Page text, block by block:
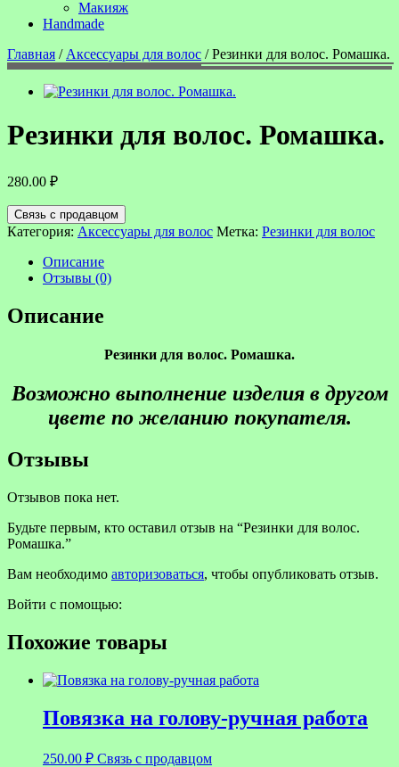
Макияж
Handmade
Главная / Аксессуары для волос / Резинки для волос. Ромашка.
Резинки для волос. Ромашка.
280.00 ₽
Связь с продавцом
Категория: Аксессуары для волос Метка: Резинки для волос
Описание
Отзывы (0)
Описание
Резинки для волос. Ромашка.
Возможно выполнение изделия в другом
цвете по желанию покупателя.
Отзывы
Отзывов пока нет.
Будьте первым, кто оставил отзыв на “Резинки для волос.
Ромашка.”
Вам необходимо авторизоваться, чтобы опубликовать отзыв.
Войти с помощью:
Похожие товары
Повязка на голову-ручная работа
250.00 ₽ Связь с продавцом